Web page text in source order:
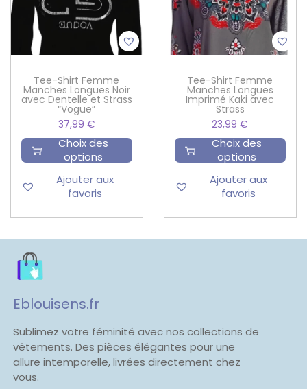
Tee-Shirt Femme
Manches Longues Noir
avec Dentelle et Strass
“Vogue”
37,99 €
Choix des
options
Ajouter aux
favoris
Tee-Shirt Femme
Manches Longues
Imprimé Kaki avec
Strass
23,99€
Choix des
options
Ajouter aux
favoris
Eblouisens.fr
Sublimez votre féminité avec nos collections de
vêtements. Des pièces élégantes pour une
allure intemporelle, livrées directement chez
vous.